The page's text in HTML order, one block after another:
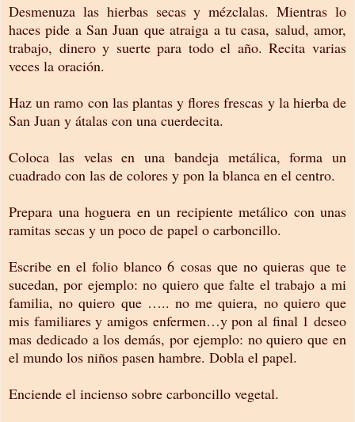
Desmenuza las hierbas secas y mézclalas. Mientras lo
haces pide a San Juan que atraiga a tu casa, salud, amor,
trabajo, dinero y suerte para todo el año. Recita varias
veces la oración.
Haz un ramo con las plantas y flores frescas y la hierba de
San Juan y átalas con una cuerdecita.
Coloca las velas en una bandeja metálica, forma un
cuadrado con las de colores y pon la blanca en el centro.
Prepara una hoguera en un recipiente metálico con unas
ramitas secas y un poco de papel o carboncillo.
Escribe en el folio blanco 6 cosas que no quieras que te
sucedan, por ejemplo: no quiero que falte el trabajo a mi
familia, no quiero que ….. no me quiera, no quiero que
mis familiares y amigos enfermen…y pon al final 1 deseo
mas dedicado a los demás, por ejemplo: no quiero que en
el mundo los niños pasen hambre. Dobla el papel.
Enciende el incienso sobre carboncillo vegetal.